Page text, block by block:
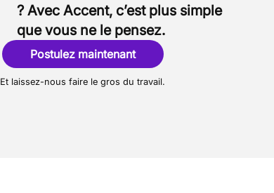
? Avec Accent, c’est plus simple
que vous ne le pensez.
Postulez maintenant
Et laissez-nous faire le gros du travail.